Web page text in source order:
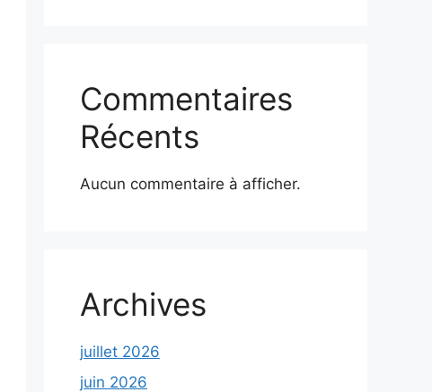
Commentaires
Récents
Aucun commentaire à afficher.
Archives
juillet 2026
juin 2026